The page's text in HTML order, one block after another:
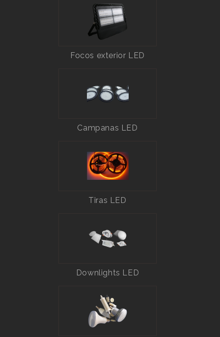
Focos exterior LED
Campanas LED
Tiras LED
Downlights LED